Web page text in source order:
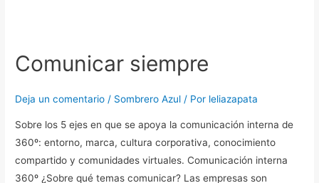
Comunicar siempre
Deja un comentario / Sombrero Azul / Por leliazapata
Sobre los 5 ejes en que se apoya la comunicación interna de
360º: entorno, marca, cultura corporativa, conocimiento
compartido y comunidades virtuales. Comunicación interna
360º ¿Sobre qué temas comunicar? Las empresas son